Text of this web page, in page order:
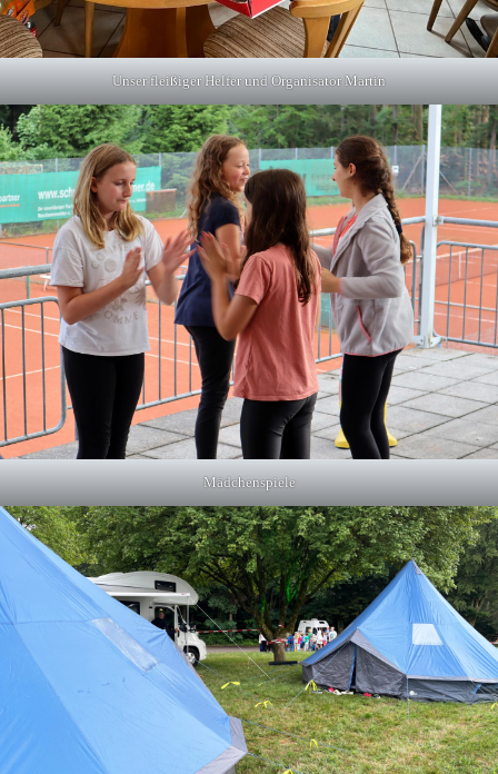
Unser fleißiger Helfer und Organisator Martin
Mädchenspiele